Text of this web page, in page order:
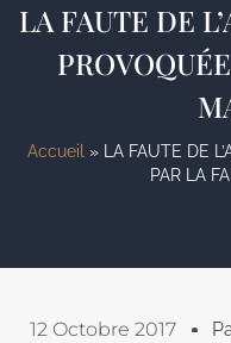
LA FAUTE DE
Accueil » LA FAUTE DE
PAR LA
12 Octobre 2017